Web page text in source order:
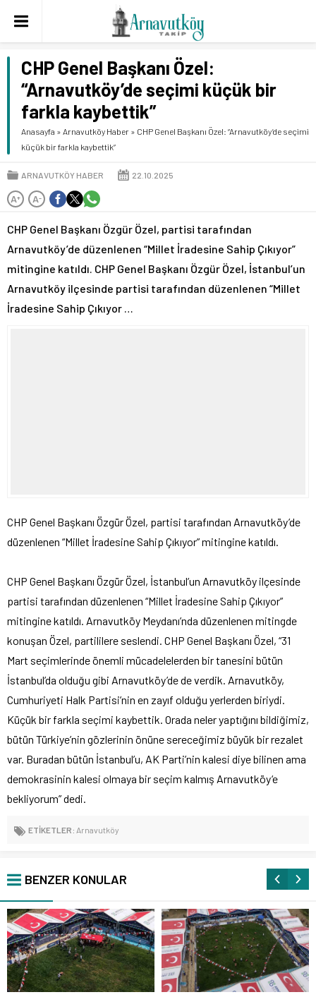
CHP Genel Başkanı Özel:
“Arnavutköy’de seçimi küçük bir
farkla kaybettik”
Anasayfa » Arnavutköy Haber » CHP Genel Başkanı Özel: “Arnavutköy’de seçimi
küçük bir farkla kaybettik”
ARNAVUTKÖY HABER 22.10.2025
A+ A-
CHP Genel Başkanı Özgür Özel, partisi tarafından
Arnavutköy’de düzenlenen “Millet İradesine Sahip Çıkıyor”
mitingine katıldı. CHP Genel Başkanı Özgür Özel, İstanbul’un
Arnavutköy ilçesinde partisi tarafından düzenlenen “Millet
İradesine Sahip Çıkıyor …
CHP Genel Başkanı Özgür Özel, partisi tarafından Arnavutköy’de
düzenlenen “Millet İradesine Sahip Çıkıyor” mitingine katıldı.
CHP Genel Başkanı Özgür Özel, İstanbul’un Arnavutköy ilçesinde
partisi tarafından düzenlenen “Millet İradesine Sahip Çıkıyor”
mitingine katıldı. Arnavutköy Meydanı’nda düzenlenen mitingde
konuşan Özel, partililere seslendi. CHP Genel Başkanı Özel, “31
Mart seçimlerinde önemli mücadelelerden bir tanesini bütün
İstanbul’da olduğu gibi Arnavutköy’de de verdik. Arnavutköy,
Cumhuriyeti Halk Partisi’nin en zayıf olduğu yerlerden biriydi.
Küçük bir farkla seçimi kaybettik. Orada neler yaptığını bildiğimiz,
bütün Türkiye’nin gözlerinin önüne sereceğimiz büyük bir rezalet
var. Buradan bütün İstanbul’u, AK Parti’nin kalesi diye bilinen ama
demokrasinin kalesi olmaya bir seçim kalmış Arnavutköy‘e
bekliyorum” dedi.
ETİKETLER: Arnavutköy
BENZER KONULAR